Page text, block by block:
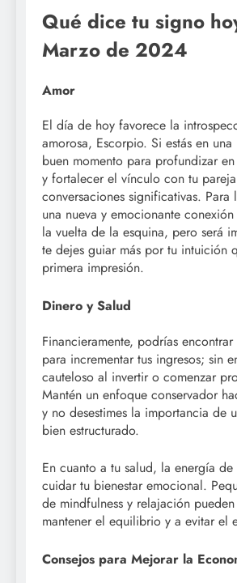
Qué dice tu signo
Marzo de 2024
Amor
El día de hoy favorece la
amorosa, Escorpio. Si estás en
buen momento para profundizar
y fortalecer el vínculo con tu
conversaciones significativas. Para
una nueva y emocionante
la vuelta de la esquina, pero será
te dejes guiar más por tu intuición
primera impresión.
Dinero y Salud
Financieramente, podrías
para incrementar tus ingresos; sin
cauteloso al invertir o comenzar
Mantén un enfoque conservador
y no desestimes la importancia de
bien estructurado.
En cuanto a tu salud, la energía
cuidar tu bienestar emocional.
de mindfulness y relajación
mantener el equilibrio y a evitar el
Consejos para Mejorar la